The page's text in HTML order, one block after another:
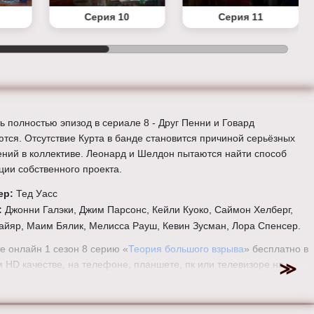
Серия 10 Серия 11
полностью эпизод в сериале 8 - Друг Пенни и Говард
Отсутствие Курта в банде становится причиной серьёзных
в коллективе. Леонард и Шелдон пытаются найти способ
собственного проекта.
Тед Уасс
Джонни Галэки, Джим Парсонс, Кейли Куоко, Саймон Хелберг,
Маим Бялик, Мелисса Рауш, Кевин Зусман, Лора Спенсер.
онлайн 1 сезон 8 серию «Теория большого взрыва» бесплатно в
качестве, на телефоне, планшете, пк или телевизоре на